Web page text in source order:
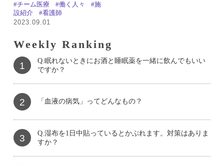
#チーム医療 #働く人々
#施
設紹介
#看護師
2023.09.01
Weekly Ranking
1
Q.眠れないときにお酒と睡眠薬を一緒に飲んでもいい
ですか？
2 「血液の病気」ってどんなもの？
3
Q.湿布を1日中貼っているとかぶれます。対策はありま
すか？